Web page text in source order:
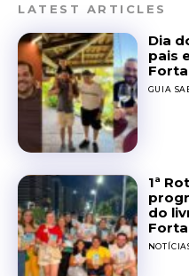
LATEST ARTICLES
Dia
pais
GUIA
1ª
do